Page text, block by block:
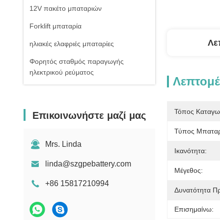
12V πακέτο μπαταριών
Forklift μπαταρία
ηλιακές ελαφριές μπαταρίες
Φορητός σταθμός παραγωγής
ηλεκτρικού ρεύματος
Επικοινωνήστε μαζί μας
Mrs. Linda
linda@szgpebattery.com
+86 15817210994
Τόπος
Τύπος
Ικανότητα:
Μέγεθος:
Δυνατότητα
Επισημαίνω: